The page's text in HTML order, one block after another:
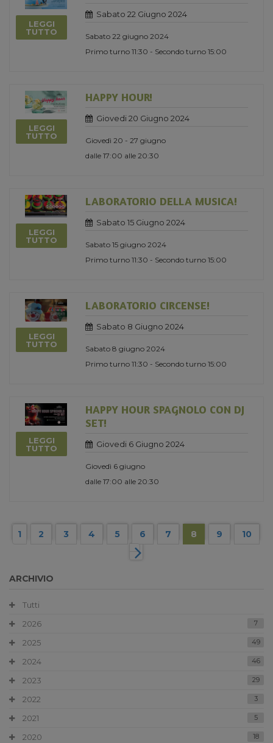
LEGGI
TUTTO
Sabato 22 Giugno 2024
Sabato 22 giugno 2024
Primo turno 11:30 - Secondo turno 15:00
LEGGI
TUTTO
HAPPY HOUR!
Giovedi 20 Giugno 2024
Giovedì 20 - 27 giugno
dalle 17:00 alle 20:30
LEGGI
TUTTO
LABORATORIO DELLA MUSICA!
Sabato 15 Giugno 2024
Sabato 15 giugno 2024
Primo turno 11:30 - Secondo turno 15:00
LEGGI
TUTTO
LABORATORIO CIRCENSE!
Sabato 8 Giugno 2024
Sabato 8 giugno 2024
Primo turno 11:30 - Secondo turno 15:00
LEGGI
TUTTO
HAPPY HOUR SPAGNOLO CON DJ
SET!
Giovedi 6 Giugno 2024
Giovedì 6 giugno
dalle 17:00 alle 20:30
1 2 3 4 5 6 7 8 9 10
ARCHIVIO
Tutti
2026
7
2025 49
2024 46
2023 29
2022 3
2021 5
2020 18